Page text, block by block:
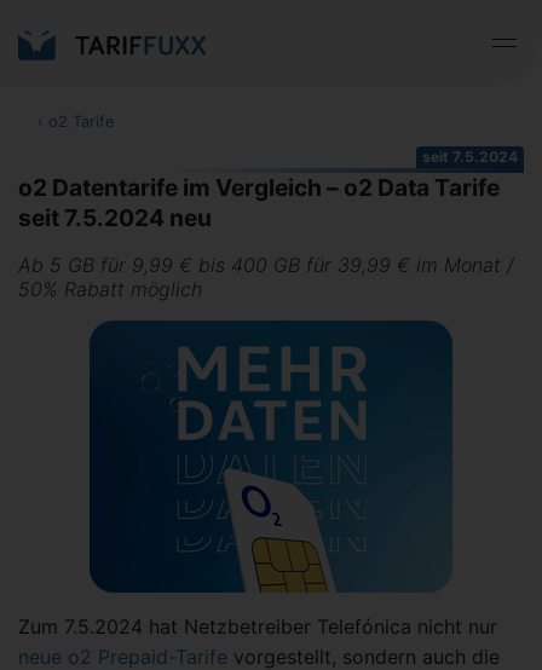
‹ o2 Tarife
seit 7.5.2024
o2 Datentarife im Vergleich – o2 Data Tarife
seit 7.5.2024 neu
Ab 5 GB für 9,99 € bis 400 GB für 39,99 € im Monat /
50% Rabatt möglich
Zum 7.5.2024 hat Netzbetreiber Telefónica nicht nur
neue o2 Prepaid-Tarife vorgestellt, sondern auch die